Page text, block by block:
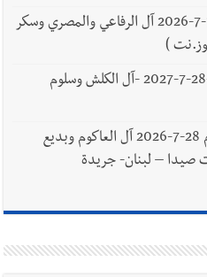
وفاة الحاج نور الدين الرفاعي 30-7-2026 آل الرفاعي والمصري وسكر
)
وفاة الحاج حسن حسين الكلش -28-7-2027 -آل الكلش وسلوم
وفاة الحاجة غزالة محمد العاكوم 28-7-2026 آل العاكوم وبديع
صيدا – لبنان- جريدة